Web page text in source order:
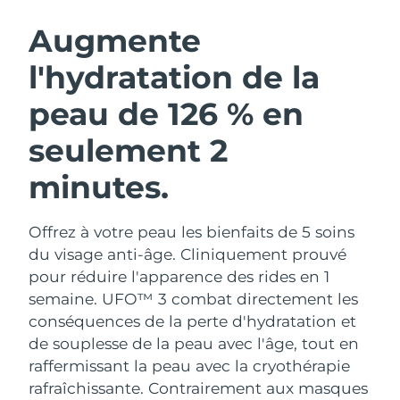
Augmente
l'hydratation de la
peau de 126 % en
seulement 2
minutes.
Offrez à votre peau les bienfaits de 5 soins
du visage anti-âge. Cliniquement prouvé
pour réduire l'apparence des rides en 1
semaine. UFO™ 3 combat directement les
conséquences de la perte d'hydratation et
de souplesse de la peau avec l'âge, tout en
raffermissant la peau avec la cryothérapie
rafraîchissante. Contrairement aux masques
Nettoyage du visage
LUNA™ 4 coffret
Anti-aging massage
LUNA™ 4 Plus
Massage, LED heating
LUNA™ 4 Men
For men, anti-aging massage
Lifting
BEAR™ 2 coffret
Microcurrent toning
BEAR™ 2 go
Microcurrent toning on-the-go
BEAR™ 2 eyes & lips
Microcurrent line smoothing device
UFO™ 3 coffret
Deep facial hydration
UFO™ 3 LED
Near-infrared and red light therapy
device
issa™ 4
Hybrid silicone sonic toothbrush
issa™ 4 plus
Smart hybrid silicone sonic toothbrush
FAQ™ TRAITEMENT ANTI-ÂGE
Anti-âge Traitements LED
NEW
Autriche
Bahreïn Livraison estimée
Belgique Livraison estimée
Bermudes Livraison estimée
Bosnie-Herzégovine
Brunei Livraison estimée8/15/26
Bulgarie Livraison estimée8/10/26
Canada Livraison estimée8/14/26
Chili Livraison estimée8/14/26